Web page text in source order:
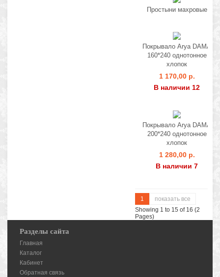
Простыни махровые
Покрывало Arya DAMA
160*240 однотонное
хлопок
1 170,00 р.
В наличии 12
Покрывало Arya DAMA
200*240 однотонное
хлопок
1 280,00 р.
В наличии 7
1
показать все
Showing 1 to 15 of 16 (2
Pages)
Разделы сайта
Главная
Каталог
Кабинет
Обратная связь